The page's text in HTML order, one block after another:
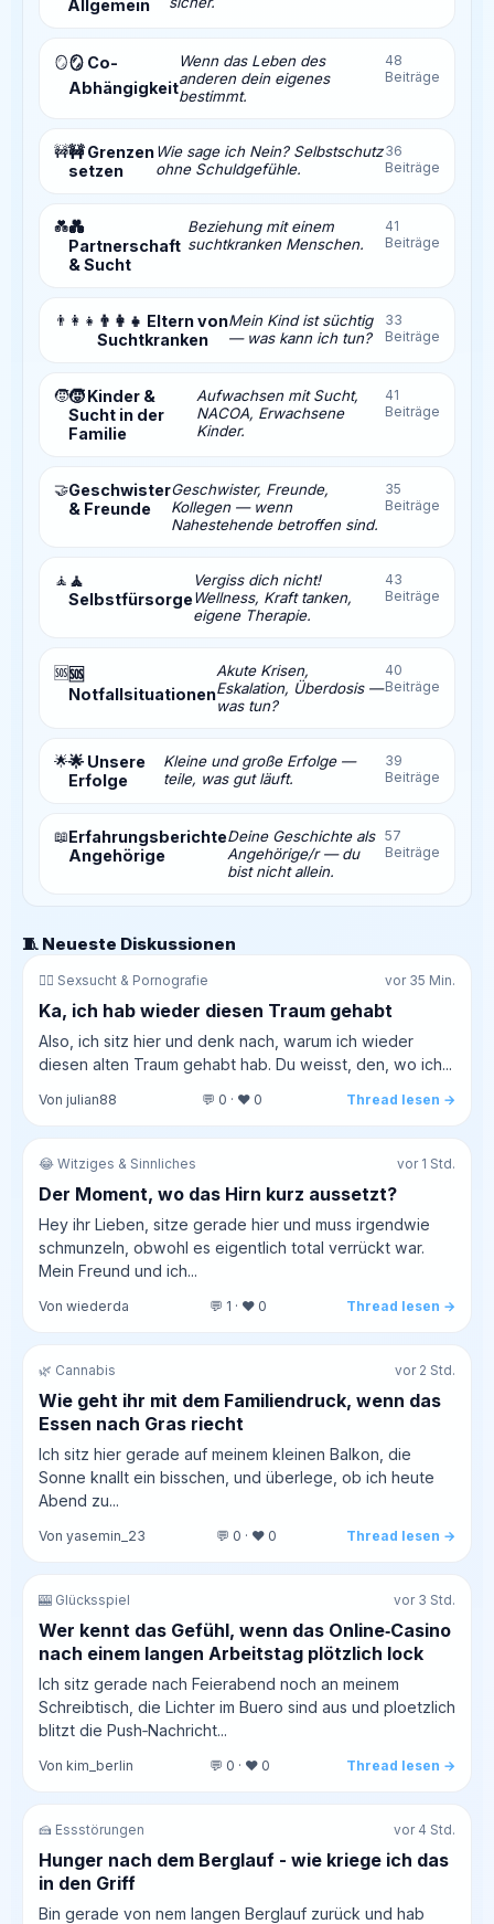
Allgemein
🪞🪞 Co-
Abhängigkeit
Wenn das Leben des
anderen dein eigenes
bestimmt.
48
Beiträge
🚧🚧 Grenzen
setzen
Wie sage ich Nein? Selbstschutz
ohne Schuldgefühle.
36
Beiträge
💑💑
Partnerschaft
& Sucht
Beziehung mit einem
suchtkranken Menschen.
41
Beiträge
👨‍👩‍👧 👨‍👩‍👧 Eltern von
Suchtkranken
Mein Kind ist süchtig
— was kann ich tun?
33
Beiträge
🧒🧒 Kinder &
Sucht in der
Familie
Aufwachsen mit Sucht,
NACOA, Erwachsene
Kinder.
41
Beiträge
🤝Geschwister
& Freunde
Geschwister, Freunde,
Kollegen — wenn
Nahestehende betroffen sind.
35
Beiträge
🧘 🧘
Selbstfürsorge
Vergiss dich nicht!
Wellness, Kraft tanken,
eigene Therapie.
43
Beiträge
🆘🆘
Notfallsituationen
Akute Krisen,
Eskalation, Überdosis —
was tun?
40
Beiträge
🌟🌟 Unsere
Erfolge
Kleine und große Erfolge —
teile, was gut läuft.
39
Beiträge
📖Erfahrungsberichte
Angehörige
Deine Geschichte als
Angehörige/r — du
bist nicht allein.
57
Beiträge
🧵 Neueste Diskussionen
❤️‍🔥 Sexsucht & Pornografie vor 35 Min.
Ka, ich hab wieder diesen Traum gehabt
Also, ich sitz hier und denk nach, warum ich wieder
diesen alten Traum gehabt hab. Du weisst, den, wo ich...
Von julian88 💬 0 · ❤️ 0 Thread lesen →
😂 Witziges & Sinnliches vor 1 Std.
Der Moment, wo das Hirn kurz aussetzt?
Hey ihr Lieben, sitze gerade hier und muss irgendwie
schmunzeln, obwohl es eigentlich total verrückt war.
Mein Freund und ich...
Von wiederda 💬 1 · ❤️ 0 Thread lesen →
🌿 Cannabis vor 2 Std.
Wie geht ihr mit dem Familiendruck, wenn das
Essen nach Gras riecht
Ich sitz hier gerade auf meinem kleinen Balkon, die
Sonne knallt ein bisschen, und überlege, ob ich heute
Abend zu...
Von yasemin_23 💬 0 · ❤️ 0 Thread lesen →
🎰 Glücksspiel vor 3 Std.
Wer kennt das Gefühl, wenn das Online‑Casino
nach einem langen Arbeitstag plötzlich lock
Ich sitz gerade nach Feierabend noch an meinem
Schreibtisch, die Lichter im Buero sind aus und ploetzlich
blitzt die Push‑Nachricht...
Von kim_berlin 💬 0 · ❤️ 0 Thread lesen →
🍰 Essstörungen vor 4 Std.
Hunger nach dem Berglauf - wie kriege ich das
in den Griff
Bin gerade von nem langen Berglauf zurück und hab